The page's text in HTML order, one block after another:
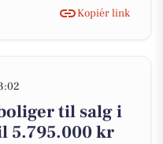
Kopiér link
til salg i
5.795.000 kr